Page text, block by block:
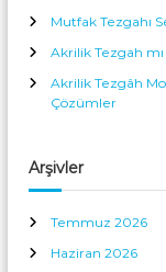
Mutfak Tezgahı
Akrilik Tezgah mı
Akrilik Tezgâh
Çözümler
Arşivler
Temmuz 2026
Haziran 2026